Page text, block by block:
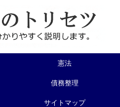
憲法
債務整理
サイトマップ